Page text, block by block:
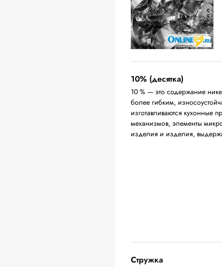
10% (десятка)
10 % — это содержание
более гибким,
изготавливаются кухонные
механизмов, элементы
изделия и изделия,
Стружка